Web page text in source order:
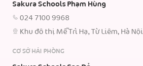
Sakura Schools Phạm Hùng
024 7100 9968
Khu đô thị Mễ Trì Hạ, Từ Liêm, Hà Nội
CƠ SỞ HẢI PHÒNG